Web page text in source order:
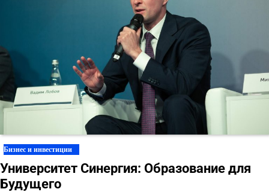
Бизнес и инвестиции
Университет Синергия: Образование для
Будущего